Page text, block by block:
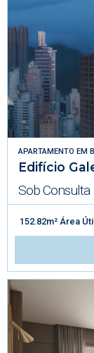
APARTAMENTO EM
Edifício
Sob Consulta
152.82m² Área Útil